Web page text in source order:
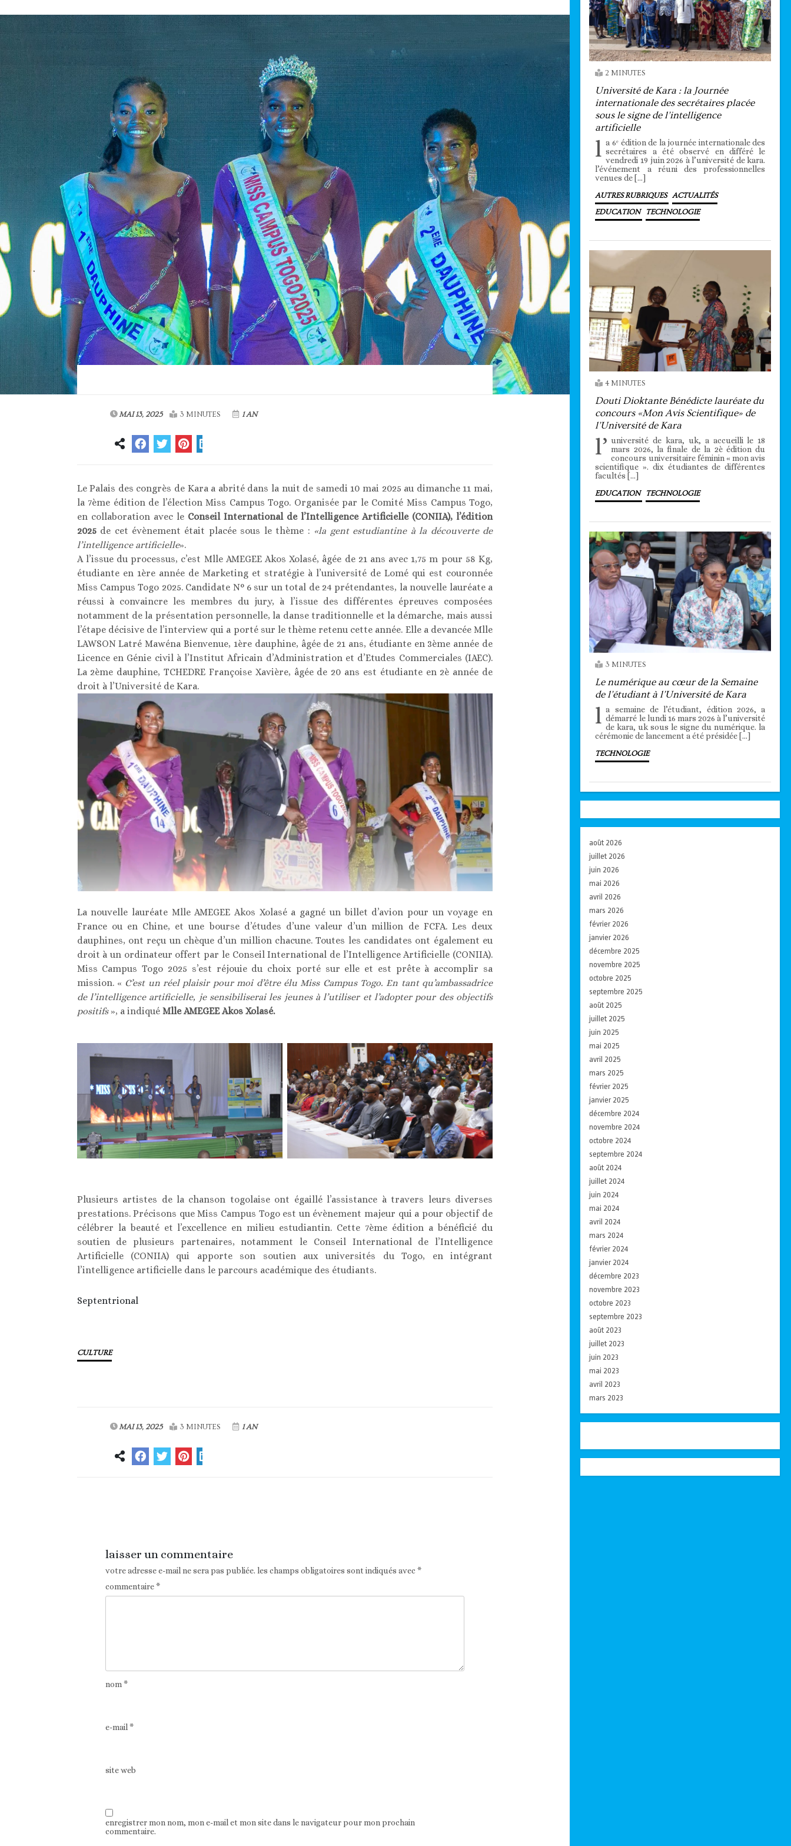
MAI 13, 2025 3 MINUTES 1 AN
Le Palais des congrès de Kara a abrité dans la nuit de samedi 10 mai 2025 au dimanche 11 mai,
la 7ème édition de l’élection Miss Campus Togo. Organisée par le Comité Miss Campus Togo,
en collaboration avec le Conseil International de l’Intelligence Artificielle (CONIIA), l’édition
2025de cet évènement était placée sous le thème : «la gent estudiantine à la découverte de
l’intelligence artificielle».
A l’issue du processus, c’est Mlle AMEGEE Akos Xolasé, âgée de 21 ans avec 1,75 m pour 58 Kg,
étudiante en 1ère année de Marketing et stratégie à l’université de Lomé qui est couronnée
Miss Campus Togo 2025. Candidate N° 6 sur un total de 24 prétendantes, la nouvelle lauréate a
réussi à convaincre les membres du jury, à l’issue des différentes épreuves composées
notamment de la présentation personnelle, la danse traditionnelle et la démarche, mais aussi
l’étape décisive de l’interview qui a porté sur le thème retenu cette année. Elle a devancée Mlle
LAWSON Latré Mawéna Bienvenue, 1ère dauphine, âgée de 21 ans, étudiante en 3ème année de
Licence en Génie civil à l’Institut Africain d’Administration et d’Etudes Commerciales (IAEC).
La 2ème dauphine, TCHEDRE Françoise Xavière, âgée de 20 ans est étudiante en 2è année de
droit à l’Université de Kara.
La nouvelle lauréate Mlle AMEGEE Akos Xolasé a gagné un billet d’avion pour un voyage en
France ou en Chine, et une bourse d’études d’une valeur d’un million de FCFA. Les deux
dauphines, ont reçu un chèque d’un million chacune. Toutes les candidates ont également eu
droit à un ordinateur offert par le Conseil International de l’Intelligence Artificielle (CONIIA).
Miss Campus Togo 2025 s’est réjouie du choix porté sur elle et est prête à accomplir sa
mission. « C’est un réel plaisir pour moi d’être élu Miss Campus Togo. En tant qu’ambassadrice
de l’intelligence artificielle, je sensibiliserai les jeunes à l’utiliser et l’adopter pour des objectifs
positifs», a indiqué Mlle AMEGEE Akos Xolasé.
Plusieurs artistes de la chanson togolaise ont égaillé l’assistance à travers leurs diverses
prestations. Précisons que Miss Campus Togo est un évènement majeur qui a pour objectif de
célébrer la beauté et l’excellence en milieu estudiantin. Cette 7ème édition a bénéficié du
soutien de plusieurs partenaires, notamment le Conseil International de l’Intelligence
Artificielle (CONIIA) qui apporte son soutien aux universités du Togo, en intégrant
l’intelligence artificielle dans le parcours académique des étudiants.
Septentrional
CULTURE
MAI 13, 2025 3 MINUTES 1 AN
laisser un commentaire
votre adresse e-mail ne sera pas publiée. les champs obligatoires sont indiqués avec*
commentaire*
nom *
e-mail *
site web
enregistrer mon nom, mon e-mail et mon site dans le navigateur pour mon prochain
commentaire.
2 MINUTES
Université de Kara : la Journée
internationale des secrétaires placée
sous le signe de l’intelligence
artificielle
l a 6ᵉ édition de la journée internationale des
secrétaires a été observé en différé le
vendredi 19 juin 2026 à l’université de kara.
l’événement a réuni des professionnelles
venues de […]
AUTRES RUBRIQUES ACTUALITÉS
EDUCATION TECHNOLOGIE
4 MINUTES
Douti Dioktante Bénédicte lauréate du
concours «Mon Avis Scientifique» de
l’Université de Kara
l’ université de kara, uk, a accueilli le 18
mars 2026, la finale de la 2è édition du
concours universitaire féminin « mon avis
scientifique ». dix étudiantes de différentes
facultés […]
EDUCATION TECHNOLOGIE
3 MINUTES
Le numérique au cœur de la Semaine
de l’étudiant à l’Université de Kara
l a semaine de l’étudiant, édition 2026, a
démarré le lundi 16 mars 2026 à l’université
de kara, uk sous le signe du numérique. la
cérémonie de lancement a été présidée […]
TECHNOLOGIE
août 2026
juillet 2026
juin 2026
mai 2026
avril 2026
mars 2026
février 2026
janvier 2026
décembre 2025
novembre 2025
octobre 2025
septembre 2025
août 2025
juillet 2025
juin 2025
mai 2025
avril 2025
mars 2025
février 2025
janvier 2025
décembre 2024
novembre 2024
octobre 2024
septembre 2024
août 2024
juillet 2024
juin 2024
mai 2024
avril 2024
mars 2024
février 2024
janvier 2024
décembre 2023
novembre 2023
octobre 2023
septembre 2023
août 2023
juillet 2023
juin 2023
mai 2023
avril 2023
mars 2023